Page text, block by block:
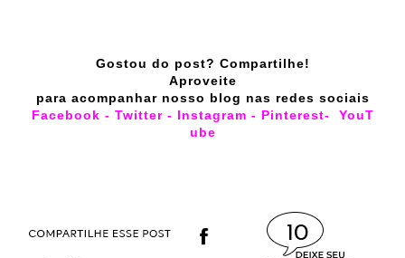
Gostou do post? Compartilhe!
Aproveite
para acompanhar nosso blog nas redes sociais
Facebook - Twitter- Instagram - Pinterest-
YouT
ube
10